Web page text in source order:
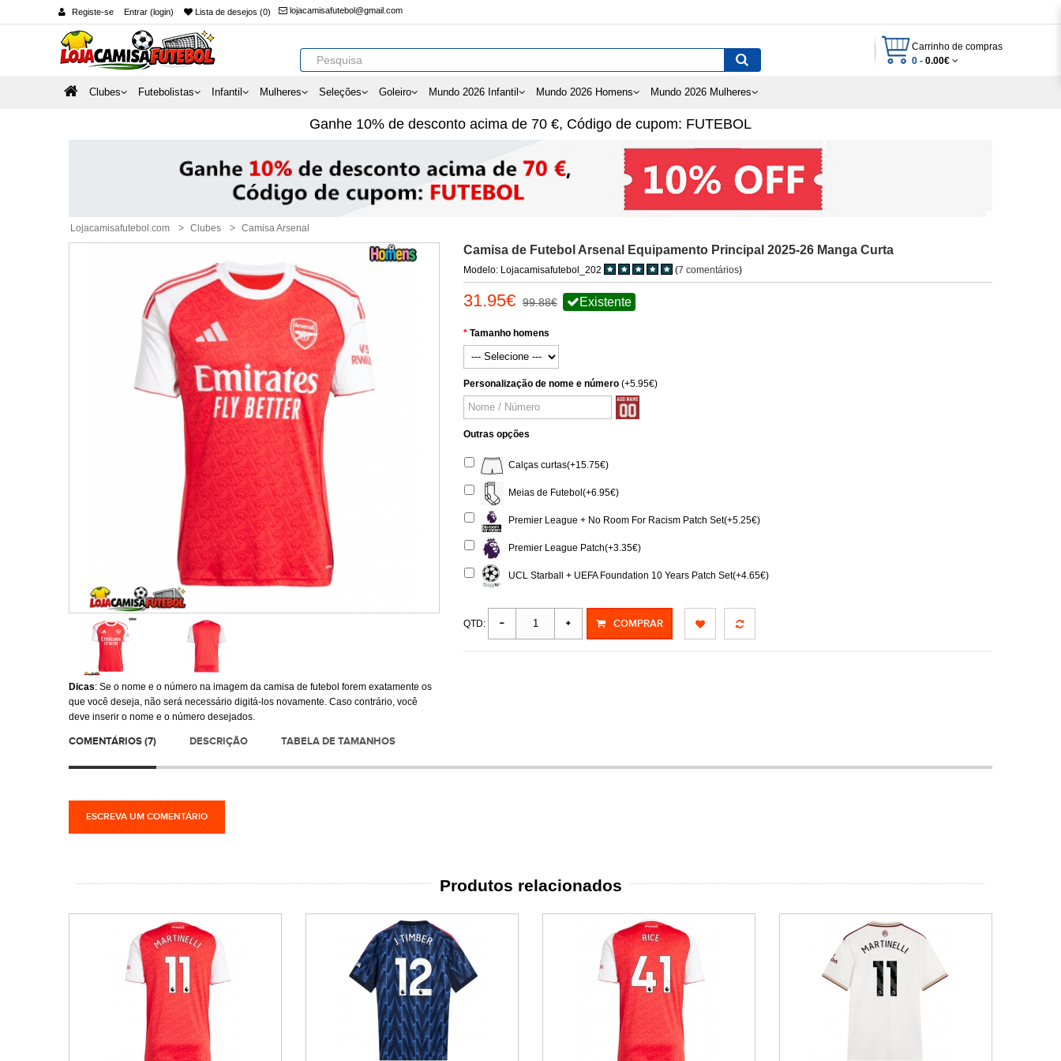
Registe-se Entrar (login) Lista de desejos (0) lojacamisafutebol@gmail.com
Carrinho de compras
0 - 0.00€
Clubes Futebolistas Infantil Mulheres Seleções Goleiro Mundo 2026 Infantil Mundo 2026 Homens Mundo 2026 Mulheres
Ganhe 10% de desconto acima de 70 €, Código de cupom: FUTEBOL
Lojacamisafutebol.com Clubes Camisa Arsenal
Dicas: Se o nome e o número na imagem da camisa de futebol forem exatamente os
que você deseja, não será necessário digitá-los novamente. Caso contrário, você
deve inserir o nome e o número desejados.
Camisa de Futebol Arsenal Equipamento Principal 2025-26 Manga Curta
Modelo: Lojacamisafutebol_202 (7 comentários)
31.95€ 99.88€ Existente
Tamanho homens
Personalização de nome e número (+5.95€)
Outras opções
Calças curtas(+15.75€)
Meias de Futebol(+6.95€)
Premier League + No Room For Racism Patch Set(+5.25€)
Premier League Patch(+3.35€)
UCL Starball + UEFA Foundation 10 Years Patch Set(+4.65€)
QTD: COMPRAR
COMENTÁRIOS (7) DESCRIÇÃO TABELA DE TAMANHOS
ESCREVA UM COMENTÁRIO
Produtos relacionados